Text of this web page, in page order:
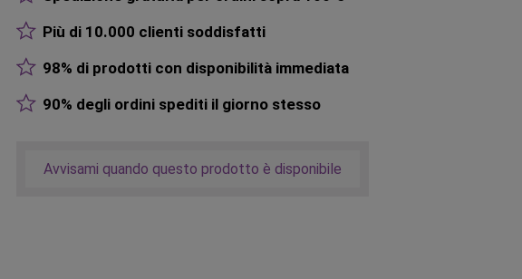
Più di 10.000 clienti soddisfatti
98% di prodotti con disponibilità immediata
90% degli ordini spediti il giorno stesso
Avvisami quando questo prodotto è disponibile